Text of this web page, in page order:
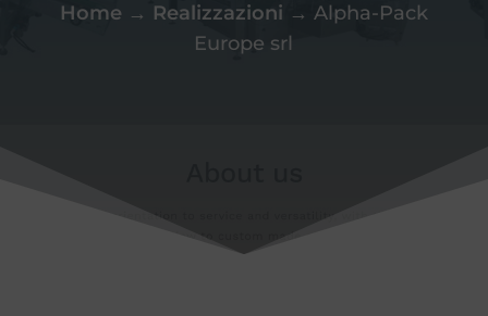
Home → Realizzazioni → Alpha-Pack
Europe srl